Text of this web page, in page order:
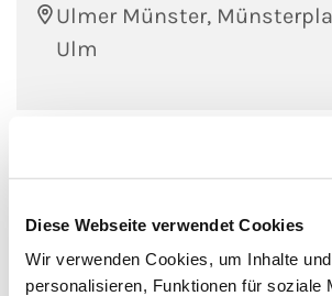
Diese Webseite verwendet Cookies
Wir verwenden Cookies, um Inhalte
personalisieren, Funktionen für soziale
Ulmer Münster,
Ulm